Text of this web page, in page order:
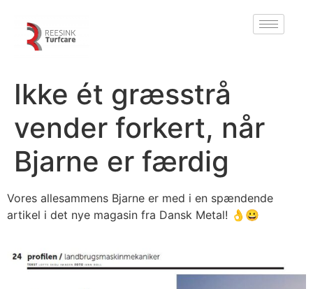
Ikke ét græsstrå
vender forkert, når
Bjarne er færdig
Vores allesammens Bjarne er med i en spændende
artikel i det nye magasin fra Dansk Metal! 👌😀